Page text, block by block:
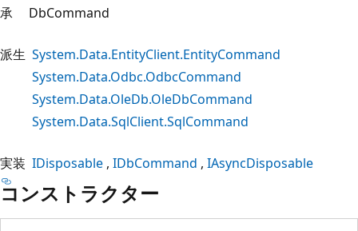
承
DbCommand
派生 System.Data.EntityClient.EntityCommand
System.Data.Odbc.OdbcCommand
System.Data.OleDb.OleDbCommand
System.Data.SqlClient.SqlCommand
実装 IDisposable IDbCommand IAsyncDisposable
コンストラクター